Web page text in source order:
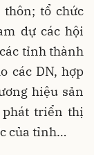
tổ chức
dự các hội
tỉnh thành
các DN, hợp
hiệu sản
phát triển thị
của tỉnh…